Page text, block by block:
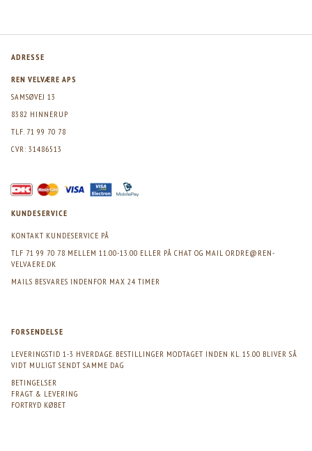
ADRESSE
REN VELVÆRE APS
SAMSØVEJ 13
8382 HINNERUP
TLF. 71 99 70 78
CVR: 31486513
KUNDESERVICE
KONTAKT KUNDESERVICE PÅ
TLF 71 99 70 78 MELLEM 11.00-13.00 ELLER PÅ CHAT OG MAIL ORDRE@REN-
VELVAERE.DK
MAILS BESVARES INDENFOR MAX 24 TIMER
FORSENDELSE
LEVERINGSTID 1-3 HVERDAGE. BESTILLINGER MODTAGET INDEN KL. 15.00 BLIVER SÅ
VIDT MULIGT SENDT SAMME DAG
BETINGELSER
FRAGT & LEVERING
FORTRYD KØBET